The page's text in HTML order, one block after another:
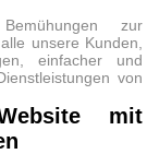
zur
unsere Kunden,
einfacher und
von
mit